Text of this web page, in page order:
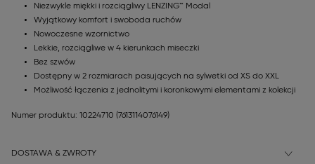
Niezwykle miękki i rozciągliwy LENZING™ Modal
Wyjątkowy komfort i swoboda ruchów
Nowoczesne wzornictwo
Lekkie, rozciągliwe w 4 kierunkach miseczki
Bez szwów
Dostępny w 2 rozmiarach pasujących na sylwetki od XS do XXL
Możliwość łączenia z jednolitymi i koronkowymi elementami z kolekcji
Numer produktu: 10224710 (7613114076149)
DOSTAWA & ZWROTY